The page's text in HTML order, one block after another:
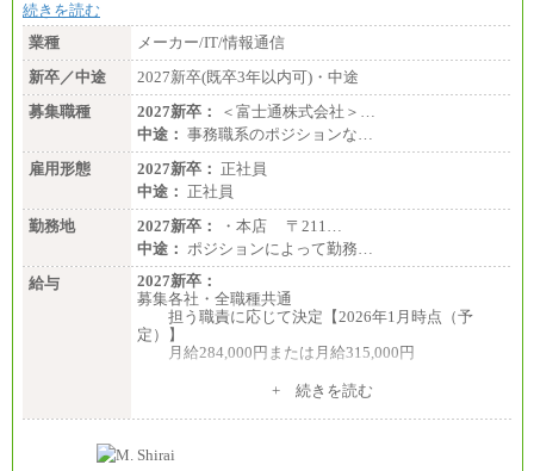
続きを読む
業種
メーカー/IT/情報通信
新卒／中途
2027新卒(既卒3年以内可)・中途
募集職種
2027新卒：
＜富士通株式会社＞…
中途： 事務職系のポジションな…
雇用形態
2027新卒： 正社員
中途： 正社員
勤務地
2027新卒：
・本店 〒211…
中途： ポジションによって勤務…
給与
2027新卒：
募集各社・全職種共通
担う職責に応じて決定【2026年1月時点（予
定）】
月給284,000円または月給315,000円
※入社後早期から、自律的な業務遂行が求めら
す。
い職責を担う方については、さらに高い金額を個別
+ 続きを読む